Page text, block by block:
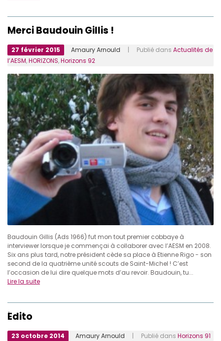
Merci Baudouin Gillis !
27 février 2015 Amaury Arnould | Publié dans Actualités de
l’AESM,HORIZONS,Horizons 92
Baudouin Gillis (Ads 1966) fut mon tout premier cobbaye à
interviewer lorsque je commençai à collaborer avec l’AESM en 2008.
Six ans plus tard, notre président cède sa place à Etienne Rigo - son
second de la quatrième unité scouts de Saint-Michel ! C’est
l’occasion de lui dire quelque mots d’au revoir. Baudouin, tu...
Lire la suite
Édito
23 octobre 2014 Amaury Arnould | Publié dans Horizons 91